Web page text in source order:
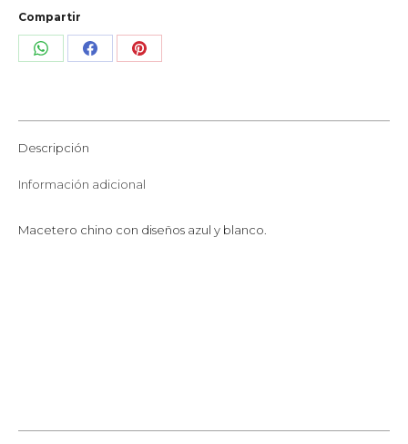
Compartir
Share Share Share
Descripción
Información adicional
Macetero chino con diseños azul y blanco.